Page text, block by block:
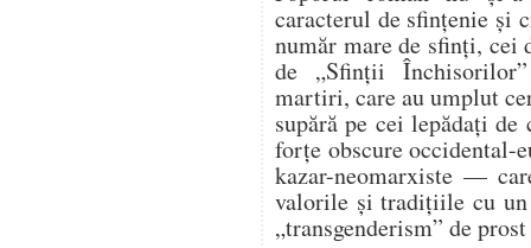
caracterul de sfințenie și
număr mare de sfinți, cei
de „Sfinții
martiri, care au umplut
supără pe cei lepădați
forțe obscure
kazar-neomarxiste —
valorile și tradițiile cu un
„transgenderism” de